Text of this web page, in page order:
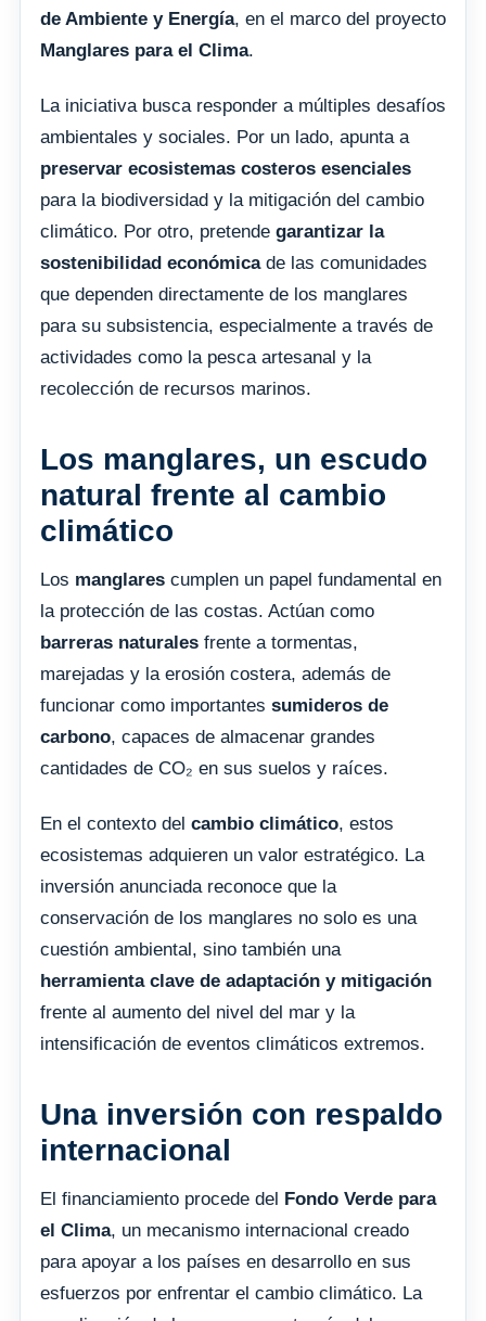
de Ambiente y Energía, en el marco del proyecto
Manglares para el Clima.
La iniciativa busca responder a múltiples desafíos
ambientales y sociales. Por un lado, apunta a
preservar ecosistemas costeros esenciales
para la biodiversidad y la mitigación del cambio
climático. Por otro, pretende garantizar la
sostenibilidad económicade las comunidades
que dependen directamente de los manglares
para su subsistencia, especialmente a través de
actividades como la pesca artesanal y la
recolección de recursos marinos.
Los manglares, un escudo
natural frente al cambio
climático
Los manglares cumplen un papel fundamental en
la protección de las costas. Actúan como
barreras naturales frente a tormentas,
marejadas y la erosión costera, además de
funcionar como importantes sumideros de
carbono, capaces de almacenar grandes
cantidades de CO₂ en sus suelos y raíces.
En el contexto del cambio climático, estos
ecosistemas adquieren un valor estratégico. La
inversión anunciada reconoce que la
conservación de los manglares no solo es una
cuestión ambiental, sino también una
herramienta clave de adaptación y mitigación
frente al aumento del nivel del mar y la
intensificación de eventos climáticos extremos.
Una inversión con respaldo
internacional
El financiamiento procede del
Fondo Verde para
el Clima, un mecanismo internacional creado
para apoyar a los países en desarrollo en sus
esfuerzos por enfrentar el cambio climático. La